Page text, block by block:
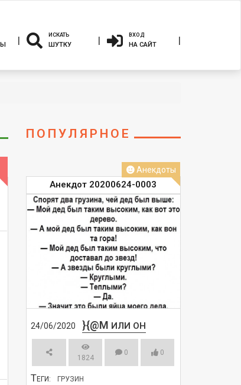
ИСКАТЬ
ШУТКУ
ВХОД
НА САЙТ
ПОПУЛЯРНОЕ
Анекдот 20200624-0003
24/06/2020 }{@M ИЛИ ОН
1824
0 0
Анекдоты
ТЕГИ: ГРУЗИН